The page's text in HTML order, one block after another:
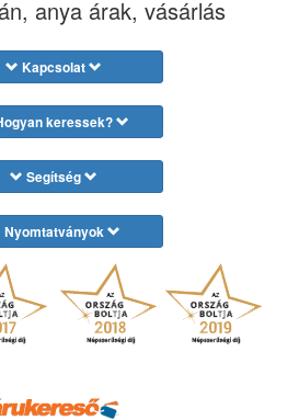
anya árak, vásárlás
Kapcsolat
keressek?
Segítség
Nyomtatványok